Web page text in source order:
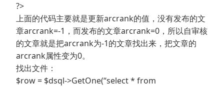
?>
上面的代码主要就是更新arcrank的值，没有发布的文
章arcrank=-1，而发布的文章arcrank=0，所以自审核
的文章就是把arcrank为-1的文章找出来，把文章的
arcrank属性变为0。
找出文件：
$row = $dsql->GetOne(“select * from